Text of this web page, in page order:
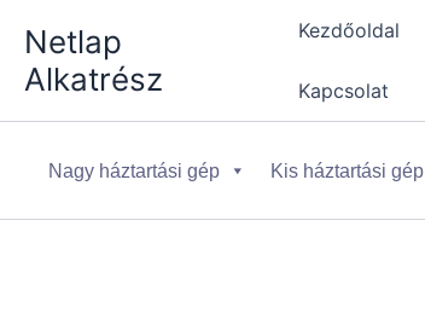
content
Netlap
Alkatrész
Kezdőoldal
Kapcsolat
Nagy háztartási gép Kis háztartási gép